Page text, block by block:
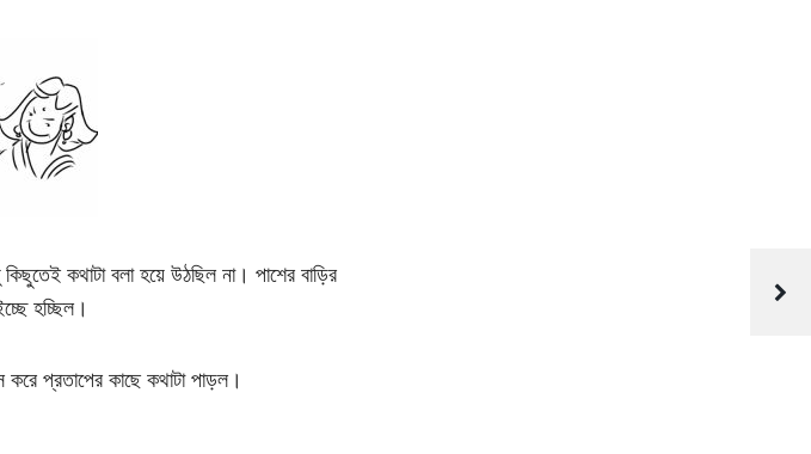
কথাটা বলা হয়ে উঠছিল না। পাশের বাড়ির
হচ্ছিল।
করে প্রতাপের কাছে কথাটা পাড়ল।